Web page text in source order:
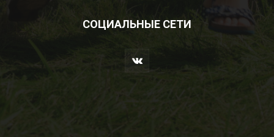
СОЦИАЛЬНЫЕ СЕТИ